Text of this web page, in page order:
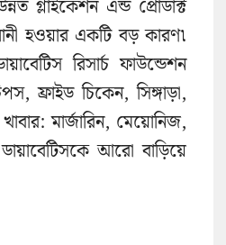
গ্লাইকেশন এন্ড প্রোডাক্ট
হওয়ার একটি বড় কারণ৷
রিসার্চ ফাউন্ডেশন
ফ্রাইড চিকেন, সিঙ্গাড়া,
মার্জারিন, মেয়োনিজ,
ডায়াবেটিসকে আরো বাড়িয়ে